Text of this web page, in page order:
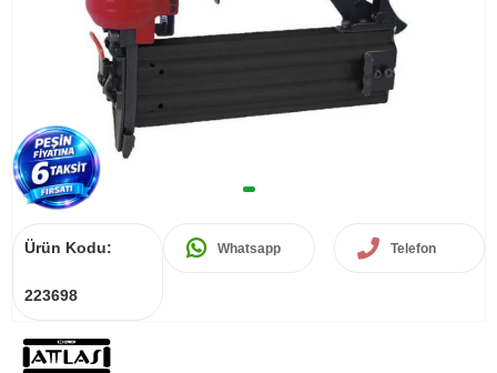
Ürün Kodu:
223698
Whatsapp Telefon